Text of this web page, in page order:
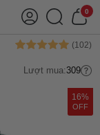
0
Lượt mua:309
16%
OFF